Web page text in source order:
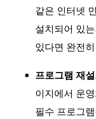
같은 인터넷
설치되어 있
있다면 완전
프로그램 재
이지에서 운
필수 프로그